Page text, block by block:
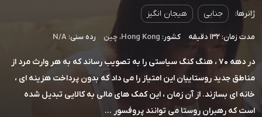
ژانرها: جنایی هیجان انگیز
مدت زمان: 132 دقیقه کشور: Hong Kong،چین رده سنی:N/A
در دهه 70 ، هنگ کنگ سیاستی را به تصویب رساند که به هر وارث مرد از
مناطق جدید روستاییان این امتیاز را می داد که بدون پرداخت هزینه ای ،
خانه ای بسازند. از آن زمان ، این کمک های مالی به کالایی تبدیل شده
است که رهبران روستا می توانند پروفسور ...